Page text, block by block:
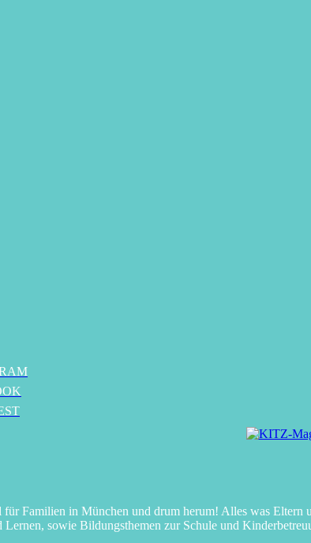
Familien in München und drum herum! Alles was
sowie Bildungsthemen zur Schule und